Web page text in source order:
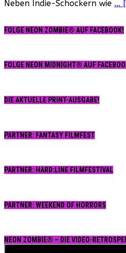
Juni
–
2024)
Neben Indie-Schockern wie …
FOLGE NEON ZOMBIE® AUF FACEBOOK!
FOLGE NEON MIDNIGHT® AUF
DIE AKTUELLE PRINT-AUSGABE!
PARTNER: FANTASY FILMFEST
PARTNER: HARD:LINE FILMFESTIVAL
PARTNER: WEEKEND OF HORRORS
NEON ZOMBIE® – DIE VIDEO-